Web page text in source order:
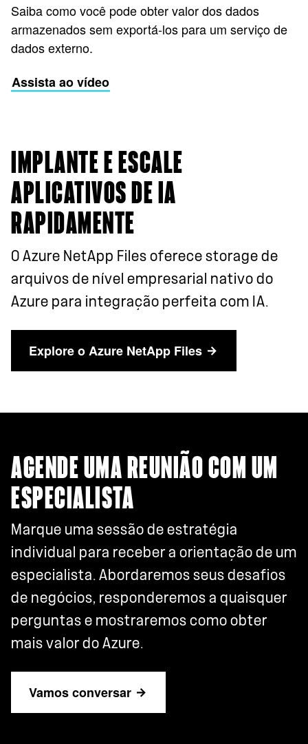
Saiba como você pode obter valor dos dados
armazenados sem exportá-los para um serviço de
dados externo.
Assista ao vídeo
IMPLANTE E ESCALE
APLICATIVOS DE IA
RAPIDAMENTE
O Azure NetApp Files oferece storage de
arquivos de nível empresarial nativo do
Azure para integração perfeita com IA.
Explore o Azure NetApp Files
AGENDE UMA REUNIÃO COM UM
ESPECIALISTA
Marque uma sessão de estratégia
individual para receber a orientação de um
especialista. Abordaremos seus desafios
de negócios, responderemos a quaisquer
perguntas e mostraremos como obter
mais valor do Azure.
Vamos conversar